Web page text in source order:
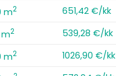
m2
651,42 €/kk
m2
539,28 €/kk
m2
1026,90 €/kk